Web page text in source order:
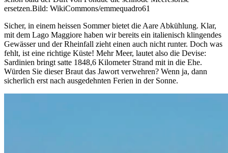
ersetzen.Bild: WikiCommons/emmequadro61
Sicher, in einem heissen Sommer bietet die Aare Abkühlung. Klar,
mit dem Lago Maggiore haben wir bereits ein italienisch klingendes
Gewässer und der Rheinfall zieht einen auch nicht runter. Doch was
fehlt, ist eine richtige Küste! Mehr Meer, lautet also die Devise:
Sardinien bringt satte 1848,6 Kilometer Strand mit in die Ehe.
Würden Sie dieser Braut das Jawort verwehren? Wenn ja, dann
sicherlich erst nach ausgedehnten Ferien in der Sonne.